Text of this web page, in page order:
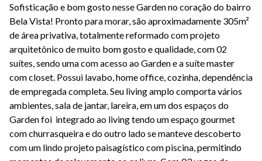
Sofisticação e bom gosto nesse Garden no coração do bairro
Bela Vista! Pronto para morar, são aproximadamente 305m²
de área privativa, totalmente reformado com projeto
arquitetônico de muito bom gosto e qualidade, com 02
suítes, sendo uma com acesso ao Garden e a suíte master
com closet. Possui lavabo, home office, cozinha, dependência
de empregada completa. Seu living amplo comporta vários
ambientes, sala de jantar, lareira, em um dos espaços do
Garden foi integrado ao living tendo um espaço gourmet
com churrasqueira e do outro lado se manteve descoberto
com um lindo projeto paisagístico com piscina, permitindo